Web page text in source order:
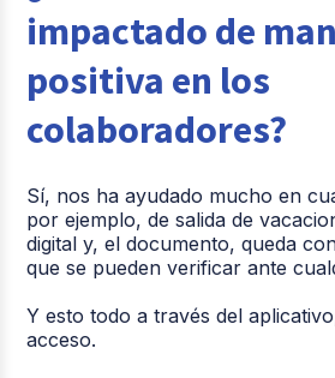
impactado de
positiva en los
colaboradores?
Sí, nos ha ayudado mucho en
por ejemplo, de salida de
digital y, el documento, queda
que se pueden verificar ante
Y esto todo a través del
acceso.